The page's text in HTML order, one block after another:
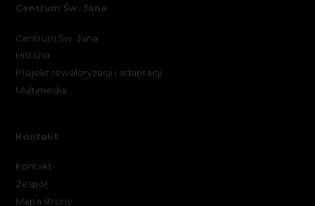
Centrum Św. Jana
Centrum Św. Jana
Historia
Projekt rewaloryzacji i adaptacji
Multimedia
Kontakt
Kontakt
Zespół
Mapa strony